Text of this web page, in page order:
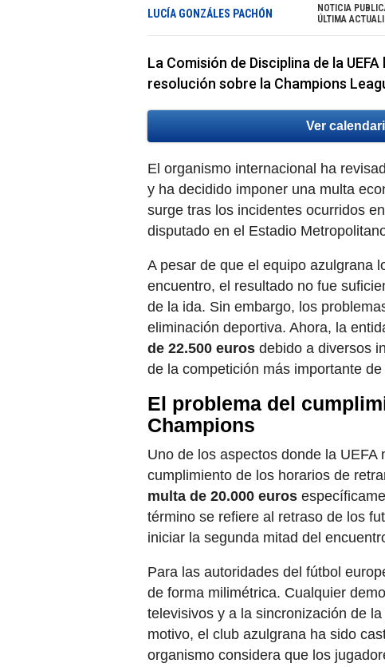
LUCÍA GONZÁLES PACHÓN NOTICIA
ÚLTIMA
La Comisión de Disciplina de la
resolución sobre la Champions
Ver
El organismo internacional ha
y ha decidido imponer una multa
surge tras los incidentes ocurridos
disputado en el Estadio
A pesar de que el equipo azulgrana
encuentro, el resultado no fue
de la ida. Sin embargo, los
eliminación deportiva. Ahora, la
de 22.500 euros debido a diversos
de la competición más importante de
El problema del
Champions
Uno de los aspectos donde la UEFA
cumplimiento de los horarios de
multa de 20.000 euros
término se refiere al retraso de los
iniciar la segunda mitad del
Para las autoridades del fútbol
de forma milimétrica. Cualquier
televisivos y a la sincronización de
motivo, el club azulgrana ha sido
organismo considera que los